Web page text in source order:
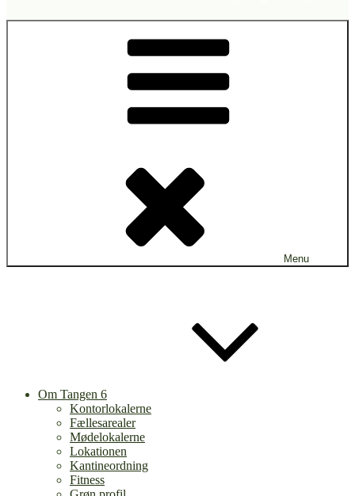
Menu
Om Tangen 6
Kontorlokalerne
Fællesarealer
Mødelokalerne
Lokationen
Kantineordning
Fitness